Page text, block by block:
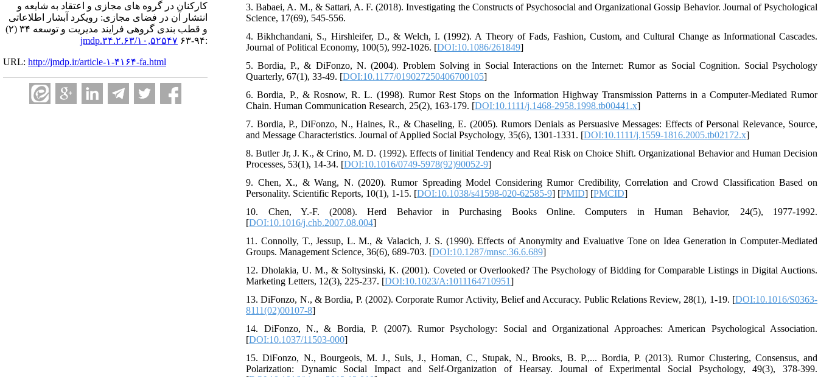
کارکنان در گروه های مجازی و اعتقاد به شایعه و
انتشار آن در فضای مجازی: رویکرد آبشار اطلاعاتی
و قطب بندی گروهی فرایند مدیریت و توسعه ۳۴ (۲)
:۹۴-۶۳
۱۰,۵۲۵۴۷/jmdp.۳۴.۲.۶۳
URL: http://jmdp.ir/article-۱-۴۱۶۴-fa.html
3. Babaei, A. M., & Sattari, A. F. (2018). Investigating the Constructs of Psychosocial and Organizational Gossip Behavior. Journal of Psychological
Science, 17(69), 545-556.
4. Bikhchandani, S., Hirshleifer, D., & Welch, I. (1992). A Theory of Fads, Fashion, Custom, and Cultural Change as Informational Cascades.
Journal of Political Economy, 100(5), 992-1026. [DOI:10.1086/261849]
5. Bordia, P., & DiFonzo, N. (2004). Problem Solving in Social Interactions on the Internet: Rumor as Social Cognition. Social Psychology
Quarterly, 67(1), 33-49. [DOI:10.1177/019027250406700105]
6. Bordia, P., & Rosnow, R. L. (1998). Rumor Rest Stops on the Information Highway Transmission Patterns in a Computer-Mediated Rumor
Chain. Human Communication Research, 25(2), 163-179. [DOI:10.1111/j.1468-2958.1998.tb00441.x]
7. Bordia, P., DiFonzo, N., Haines, R., & Chaseling, E. (2005). Rumors Denials as Persuasive Messages: Effects of Personal Relevance, Source,
and Message Characteristics. Journal of Applied Social Psychology, 35(6), 1301-1331. [DOI:10.1111/j.1559-1816.2005.tb02172.x]
8. Butler Jr, J. K., & Crino, M. D. (1992). Effects of Iinitial Tendency and Real Risk on Choice Shift. Organizational Behavior and Human Decision
Processes, 53(1), 14-34. [DOI:10.1016/0749-5978(92)90052-9]
9. Chen, X., & Wang, N. (2020). Rumor Spreading Model Considering Rumor Credibility, Correlation and Crowd Classification Based on
Personality. Scientific Reports, 10(1), 1-15. [DOI:10.1038/s41598-020-62585-9] [PMID] [PMCID]
10. Chen, Y.-F. (2008). Herd Behavior in Purchasing Books Online. Computers in Human Behavior, 24(5), 1977-1992.
[DOI:10.1016/j.chb.2007.08.004]
11. Connolly, T., Jessup, L. M., & Valacich, J. S. (1990). Effects of Anonymity and Evaluative Tone on Idea Generation in Computer-Mediated
Groups. Management Science, 36(6), 689-703. [DOI:10.1287/mnsc.36.6.689]
12. Dholakia, U. M., & Soltysinski, K. (2001). Coveted or Overlooked? The Psychology of Bidding for Comparable Listings in Digital Auctions.
Marketing Letters, 12(3), 225-237. [DOI:10.1023/A:1011164710951]
13. DiFonzo, N., & Bordia, P. (2002). Corporate Rumor Activity, Belief and Accuracy. Public Relations Review, 28(1), 1-19. [DOI:10.1016/S0363-
8111(02)00107-8]
14. DiFonzo, N., & Bordia, P. (2007). Rumor Psychology: Social and Organizational Approaches: American Psychological Association.
[DOI:10.1037/11503-000]
15. DiFonzo, N., Bourgeois, M. J., Suls, J., Homan, C., Stupak, N., Brooks, B. P.,... Bordia, P. (2013). Rumor Clustering, Consensus, and
Polarization: Dynamic Social Impact and Self-Organization of Hearsay. Journal of Experimental Social Psychology, 49(3), 378-399.